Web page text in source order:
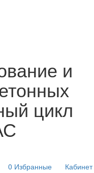
и
цикл
0 Избранные
Кабинет